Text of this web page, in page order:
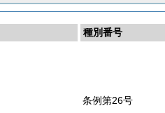
種別番号
条例第26号